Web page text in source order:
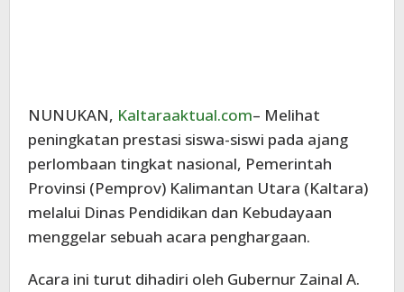
NUNUKAN, Kaltaraaktual.com– Melihat
peningkatan prestasi siswa-siswi pada ajang
perlombaan tingkat nasional, Pemerintah
Provinsi (Pemprov) Kalimantan Utara (Kaltara)
melalui Dinas Pendidikan dan Kebudayaan
menggelar sebuah acara penghargaan.
Acara ini turut dihadiri oleh Gubernur Zainal A.